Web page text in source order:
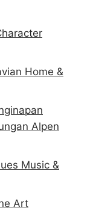
Home &
Alpen
Music &
Art